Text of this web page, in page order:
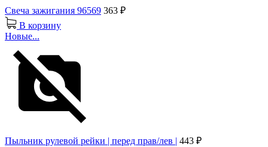
Свеча зажигания 96569 363 ₽
В корзину
Новые...
Пыльник рулевой рейки | перед прав/лев | 443 ₽